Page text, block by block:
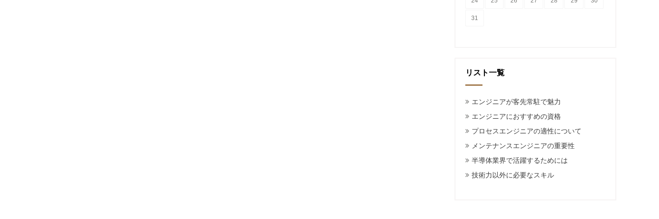
31
リスト一覧
エンジニアが客先常駐で魅力
エンジニアにおすすめの資格
プロセスエンジニアの適性について
メンテナンスエンジニアの重要性
半導体業界で活躍するためには
技術力以外に必要なスキル